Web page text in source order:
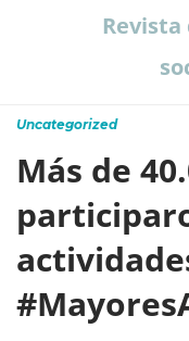
Uncategorized
Más de